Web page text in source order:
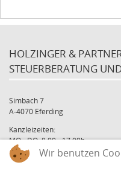
HOLZINGER &
STEUERBERATUNG
Simbach 7
A-4070 Eferding
Kanzleizeiten:
MO - DO: 8:00 - 17:00h
FR: 8:00 - 12:00hWir benutzen